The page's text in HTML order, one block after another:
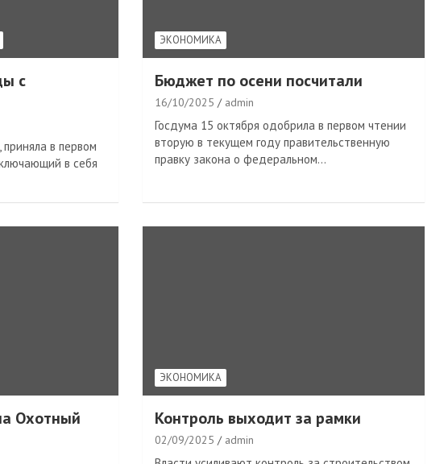
с
в первом
в себя
ЭКОНОМИКА
Бюджет по осени посчитали
16/10/2025 admin
Госдума 15 октября одобрила в первом чтении
вторую в текущем году правительственную
правку закона о федеральном…
Охотный
ЭКОНОМИКА
Контроль выходит за рамки
02/09/2025 admin